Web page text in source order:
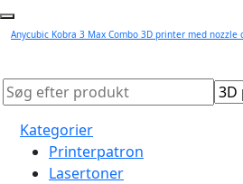
Anycubic Kobra 3 Max Combo 3D printer med
Kategorier
Printerpatron
Lasertoner